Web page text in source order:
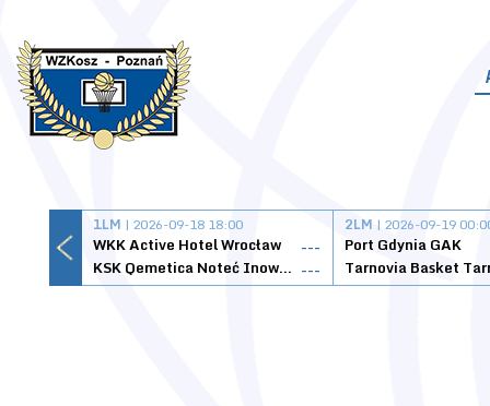
1LM | 2026-09-18 18:00
WKK Active Hotel Wrocław
---
KSK Qemetica Noteć Inowrocław ---
2LM | 2026-09-19
Port Gdynia GAK